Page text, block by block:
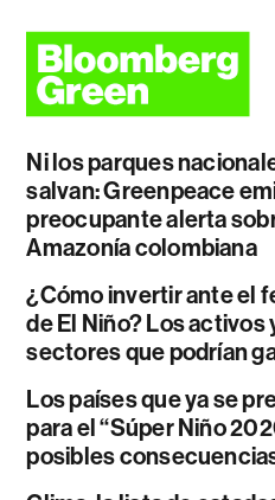
Ni los parques
salvan: Greenpeace
preocupante alerta
Amazonía colombiana
¿Cómo invertir ante el
de El Niño? Los activos
sectores que podrían
Los países que ya se
para el “Súper Niño
posibles